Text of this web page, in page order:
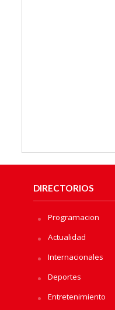
DIRECTORIOS
Programacion
Actualidad
Internacionales
Deportes
Entretenimiento